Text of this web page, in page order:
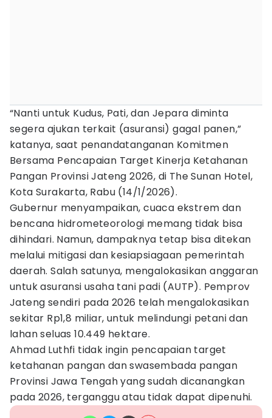
“Nanti untuk Kudus, Pati, dan Jepara diminta
segera ajukan terkait (asuransi) gagal panen,”
katanya, saat penandatanganan Komitmen
Bersama Pencapaian Target Kinerja Ketahanan
Pangan Provinsi Jateng 2026, di The Sunan Hotel,
Kota Surakarta, Rabu (14/1/2026).
Gubernur menyampaikan, cuaca ekstrem dan
bencana hidrometeorologi memang tidak bisa
dihindari. Namun, dampaknya tetap bisa ditekan
melalui mitigasi dan kesiapsiagaan pemerintah
daerah. Salah satunya, mengalokasikan anggaran
untuk asuransi usaha tani padi (AUTP). Pemprov
Jateng sendiri pada 2026 telah mengalokasikan
sekitar Rp1,8 miliar, untuk melindungi petani dan
lahan seluas 10.449 hektare.
Ahmad Luthfi tidak ingin pencapaian target
ketahanan pangan dan swasembada pangan
Provinsi Jawa Tengah yang sudah dicanangkan
pada 2026, terganggu atau tidak dapat dipenuhi.